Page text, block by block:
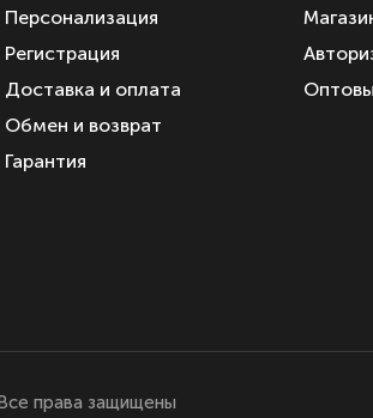
Персонализация
Регистрация
Доставка и оплата
Обмен и возврат
Гарантия
права защищены